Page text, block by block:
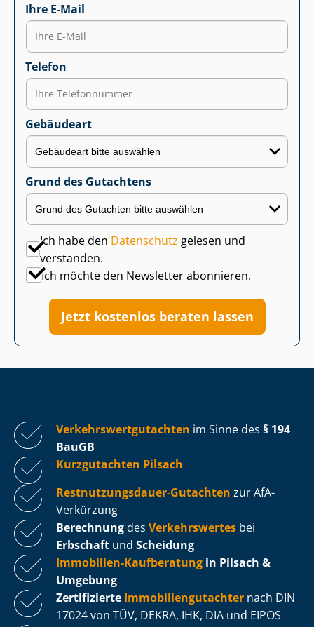
Ihre E-Mail
Telefon
Gebäudeart
Grund des Gutachtens
Ich habe den Datenschutz gelesen und
verstanden.
Ich möchte den Newsletter abonnieren.
Jetzt kostenlos beraten lassen
Ver­kehrs­wert­gut­ach­ten im Sinne des § 194
BauGB
Kurzgutachten Pilsach
Rest­nut­zungs­dau­er-Gutachten zur AfA-
Verkürzung
Berechnung des Verkehrswertes bei
Erbschaft und Scheidung
Immobilien-Kaufberatung in Pilsach &
Umgebung
Zertifizierte Im­mo­bi­li­en­gut­ach­ter nach DIN
17024 von TÜV, DEKRA, IHK, DIA und EIPOS